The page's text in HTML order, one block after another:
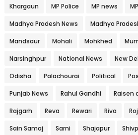
Khargaun MP Police MP news
Madhya Pradesh News Madhya
Mandsaur Mohali Mohkhed
Narsinghpur National News New
Odisha Palachourai Political
Punjab News Rahul Gandhi Raisen
Rajgarh Reva Rewari Riva
Sain Samaj Sarni Shajapur